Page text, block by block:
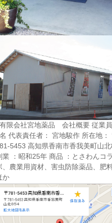
限会社宮地薬品 会社概要 従業員
代表責任者： 宮地駿作 所在地：
5453 高知県香南市香我美町山
業 ：昭和25年 商品 ：とさわんコラ
、農業用資材、害虫防除薬品、肥
か